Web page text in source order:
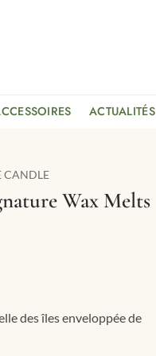
ACTUALITÉS
CANDLE
Wax Melts
des îles enveloppée de